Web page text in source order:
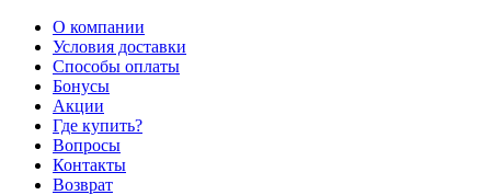
О компании
Условия доставки
Способы оплаты
Бонусы
Акции
Где купить?
Вопросы
Контакты
Возврат